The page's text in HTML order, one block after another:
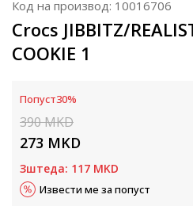
Код на производ: 10016706
Crocs JIBBITZ/
COOKIE 1
Попуст30%
390MKD
273 MKD
Зштеда: 117 MKD
Извести ме за попуст